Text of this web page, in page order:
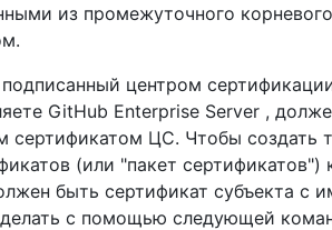
из промежуточного
подписанный центром
GitHub Enterprise Server ,
сертификатом ЦС. Чтобы создать
(или "пакет сертификатов")
быть сертификат субъекта с
с помощью следующей